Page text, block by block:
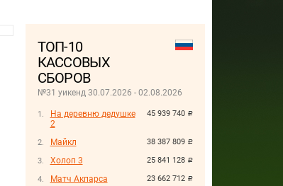
ТОП-10
КАССОВЫХ
СБОРОВ
№31 уикенд 30.07.2026 - 02.08.2026
45 939 740 руб.
На деревню дедушке
2
38 387 809 руб.
Майкл
25 841 128 руб.
Холоп 3
23 662 712 руб.
Матч Акпарса